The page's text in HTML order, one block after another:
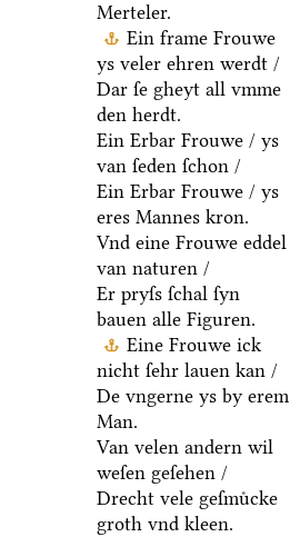
Merteler.
Ein frame Frouwe
ys veler ehren werdt /
Dar ſe gheyt all vmme
den herdt.
Ein Erbar Frouwe / ys
van ſeden ſchon /
Ein Erbar Frouwe / ys
eres Mannes kron.
Vnd eine Frouwe eddel
van naturen /
Er pryſs ſchal ſyn
bauen alle Figuren.
Eine Frouwe ick
nicht ſehr lauen kan /
De vngerne ys by erem
Man.
Van velen andern wil
weſen geſehen /
Drecht vele geſmuͤcke
groth vnd kleen.